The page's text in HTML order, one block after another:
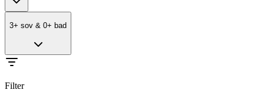
3+ sov & 0+ bad
Filter